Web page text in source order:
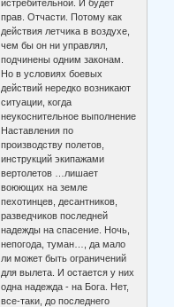
истребительной. И будет
прав. Отчасти. Потому как
действия летчика в воздухе,
чем бы он ни управлял,
подчинены одним законам.
Но в условиях боевых
действий нередко возникают
ситуации, когда
неукоснительное выполнение
Наставления по
производству полетов,
инструкций экипажами
вертолетов …лишает
воюющих на земле
пехотинцев, десантников,
разведчиков последней
надежды на спасение. Ночь,
непогода, туман…, да мало
ли может быть ограничений
для вылета. И остается у них
одна надежда - на Бога. Нет,
все-таки, до последнего